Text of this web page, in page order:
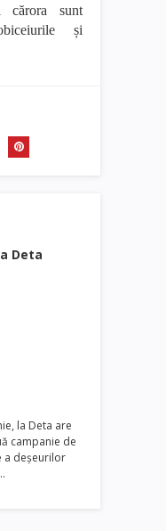
cărora sunt
și
Deta
la Deta are
campanie de
a deșeurilor